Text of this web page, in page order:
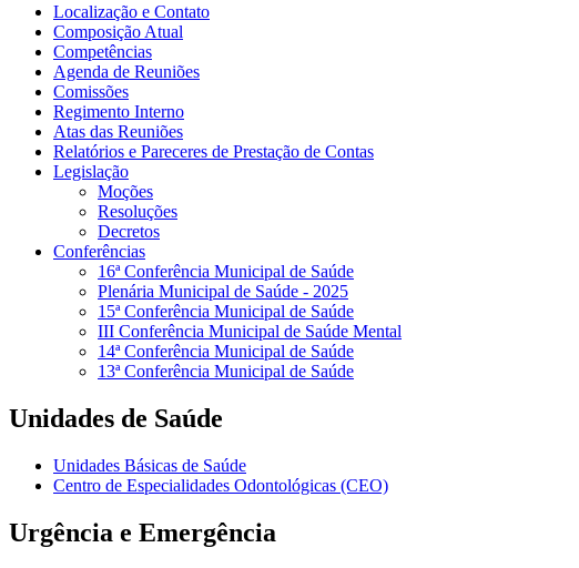
Localização e Contato
Composição Atual
Competências
Agenda de Reuniões
Comissões
Regimento Interno
Atas das Reuniões
Relatórios e Pareceres de Prestação de Contas
Legislação
Moções
Resoluções
Decretos
Conferências
16ª Conferência Municipal de Saúde
Plenária Municipal de Saúde - 2025
15ª Conferência Municipal de Saúde
III Conferência Municipal de Saúde Mental
14ª Conferência Municipal de Saúde
13ª Conferência Municipal de Saúde
Unidades de Saúde
Unidades Básicas de Saúde
Centro de Especialidades Odontológicas (CEO)
Urgência e Emergência